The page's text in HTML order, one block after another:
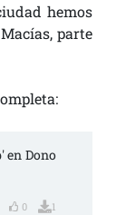
hemos
parte
en Dono
0 1